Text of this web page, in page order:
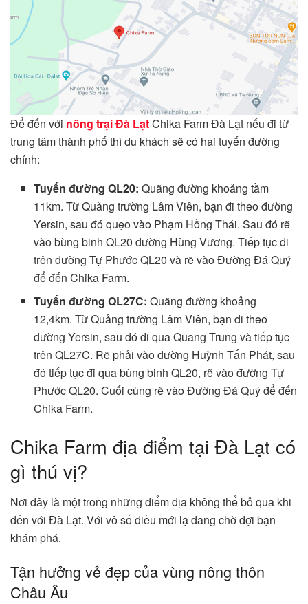
Để đến với nông trại Đà LạtChika Farm Đà Lạt nếu đi từ
trung tâm thành phố thì du khách sẽ có hai tuyến đường
chính:
Tuyến đường QL20: Quãng đường khoảng tầm
11km. Từ Quảng trường Lâm Viên, bạn đi theo đường
Yersin, sau đó quẹo vào Phạm Hồng Thái. Sau đó rẽ
vào bùng binh QL20 đường Hùng Vương. Tiếp tục đi
trên đường Tự Phước QL20 và rẽ vào Đường Đá Quý
để đến Chika Farm.
Tuyến đường QL27C: Quãng đường khoảng
12,4km. Từ Quảng trường Lâm Viên, bạn đi theo
đường Yersin, sau đó đi qua Quang Trung và tiếp tục
trên QL27C. Rẽ phải vào đường Huỳnh Tấn Phát, sau
đó tiếp tục đi qua bùng binh QL20, rẽ vào đường Tự
Phước QL20. Cuối cùng rẽ vào Đường Đá Quý để đến
Chika Farm.
Chika Farm địa điểm tại Đà Lạt có
gì thú vị?
Nơi đây là một trong những điểm địa không thể bỏ qua khi
đến với Đà Lạt. Với vô số điều mới lạ đang chờ đợi bạn
khám phá.
Tận hưởng vẻ đẹp của vùng nông thôn
Châu Âu